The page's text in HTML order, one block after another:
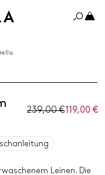
239,00 €119,00 €
Leinen. Die